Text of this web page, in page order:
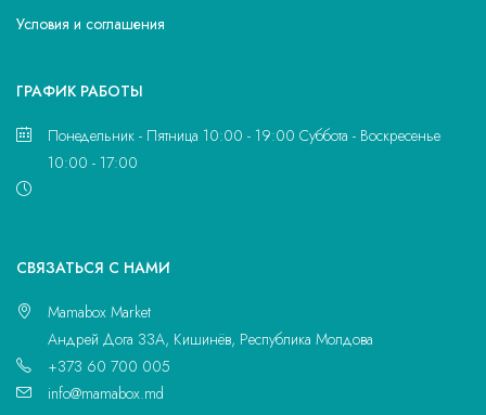
Условия и соглашения
ГРАФИК РАБОТЫ
Понедельник - Пятница 10:00 - 19:00 Суббота - Воскресенье
10:00 - 17:00
CВЯЗАТЬСЯ С НАМИ
Mamabox Market
Андрей Дога 33A, Кишинёв, Республика Молдова
+373 60 700 005
info@mamabox.md